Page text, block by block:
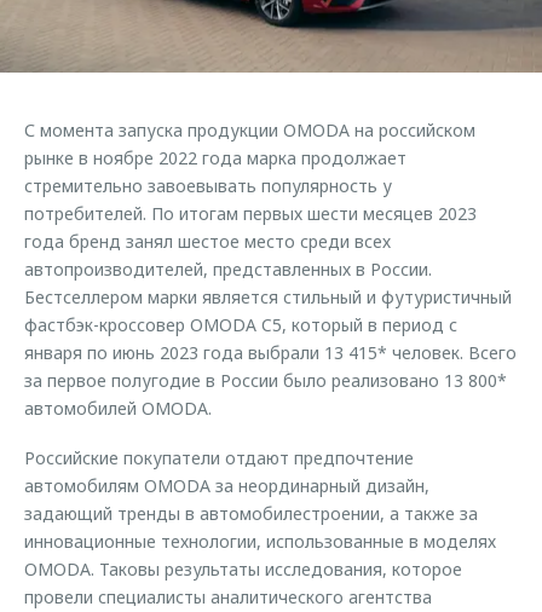
Кредитный калькулятор
Одежда и сувениры
Оригинальные аксессуары
Запчасти
Трейд-ин
Калькулятор трейд-ин
Дополнительная техническая поддержка
Руководства по эксплуатации
O&J Автоклуб
Клуб владельцев OMODA
Приложение O&J
Аксессуары
Одежда и сувениры
Оригинальные аксессуары
Запчасти
С момента запуска продукции OMODA на российском
рынке в ноябре 2022 года марка продолжает
стремительно завоевывать популярность у
потребителей. По итогам первых шести месяцев 2023
года бренд занял шестое место среди всех
автопроизводителей, представленных в России.
Бестселлером марки является стильный и футуристичный
фастбэк-кроссовер OMODA C5, который в период с
января по июнь 2023 года выбрали 13 415* человек. Всего
за первое полугодие в России было реализовано 13 800*
автомобилей OMODA.
Российские покупатели отдают предпочтение
автомобилям OMODA за неординарный дизайн,
задающий тренды в автомобилестроении, а также за
инновационные технологии, использованные в моделях
OMODA. Таковы результаты исследования, которое
провели специалисты аналитического агентства